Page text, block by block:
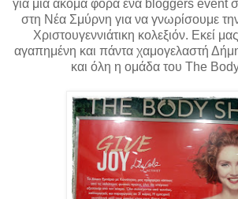
για μια ακόμα φορά ένα bloggers event
στη Νέα Σμύρνη για να γνωρίσουμε
Χριστουγεννιάτικη κολεξιόν. Εκεί
αγαπημένη και πάντα χαμογελαστή
και όλη η ομάδα του The